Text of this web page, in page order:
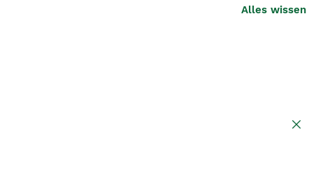
Alles wissen